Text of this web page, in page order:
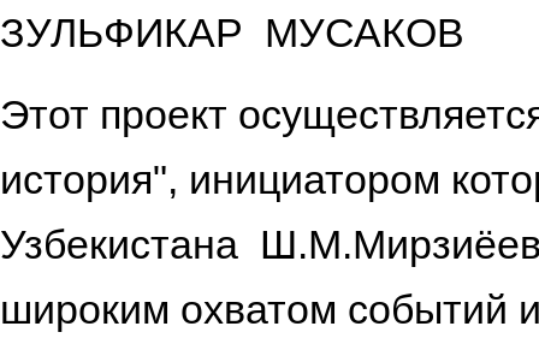
ЗУЛЬФИКАР МУСАКОВ
Этот проект
история", инициатором
Узбекистана
широким охватом событий